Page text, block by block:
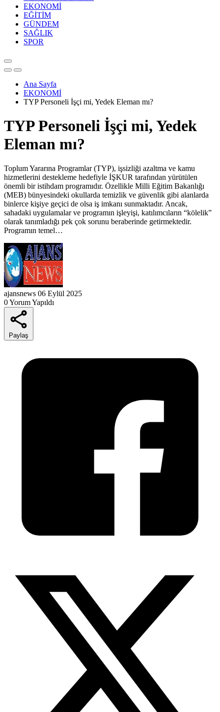
EKONOMİ
EĞİTİM
GÜNDEM
SAĞLIK
SPOR
Ana Sayfa
EKONOMİ
TYP Personeli İşçi mi, Yedek Eleman mı?
TYP Personeli İşçi mi, Yedek
Eleman mı?
Toplum Yararına Programlar (TYP), işsizliği azaltma ve kamu
hizmetlerini destekleme hedefiyle İŞKUR tarafından yürütülen
önemli bir istihdam programıdır. Özellikle Milli Eğitim Bakanlığı
(MEB) bünyesindeki okullarda temizlik ve güvenlik gibi alanlarda
binlerce kişiye geçici de olsa iş imkanı sunmaktadır. Ancak,
sahadaki uygulamalar ve programın işleyişi, katılımcıların “kölelik”
olarak tanımladığı pek çok sorunu beraberinde getirmektedir.
Programın temel…
ajansnews 06 Eylül 2025
0 Yorum Yapıldı
Paylaş